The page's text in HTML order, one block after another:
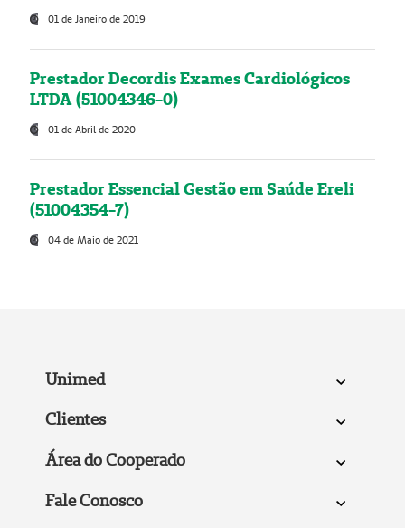
01 de Janeiro de 2019
Prestador Decordis Exames Cardiológicos
LTDA (51004346-0)
01 de Abril de 2020
Prestador Essencial Gestão em Saúde Ereli
(51004354-7)
04 de Maio de 2021
Unimed
Clientes
Área do Cooperado
Fale Conosco